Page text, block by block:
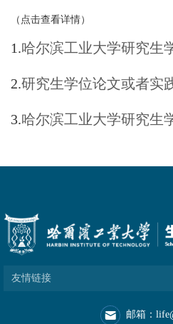
（点击查看详情）
1.哈尔滨工业大学研究生
2.研究生学位论文或者实
3.哈尔滨工业大学研究生
友情链接
邮箱：